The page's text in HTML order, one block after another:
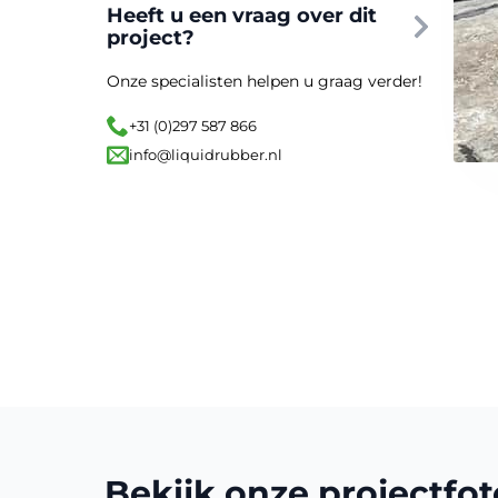
Heeft u een vraag over dit
project?
Onze specialisten helpen u graag verder!
+31 (0)297 587 866
info@liquidrubber.nl